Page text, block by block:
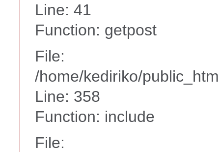
Line: 41
Function: getpost
File:
/home/kediriko/
Line: 358
Function: include
File: